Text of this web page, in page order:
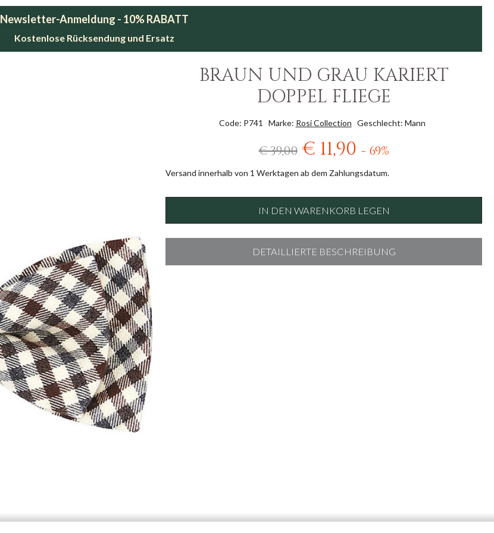
Newsletter-Anmeldung - 10% RABATT
Kostenlose Rücksendung und Ersatz
BRAUN UND GRAU KARIERT
DOPPEL FLIEGE
Code: P741 Marke: Rosi Collection Geschlecht: Mann
€ 39,00 € 11,90 - 69%
Versand innerhalb von 1 Werktagen ab dem Zahlungsdatum.
IN DEN WARENKORB LEGEN
DETAILLIERTE BESCHREIBUNG